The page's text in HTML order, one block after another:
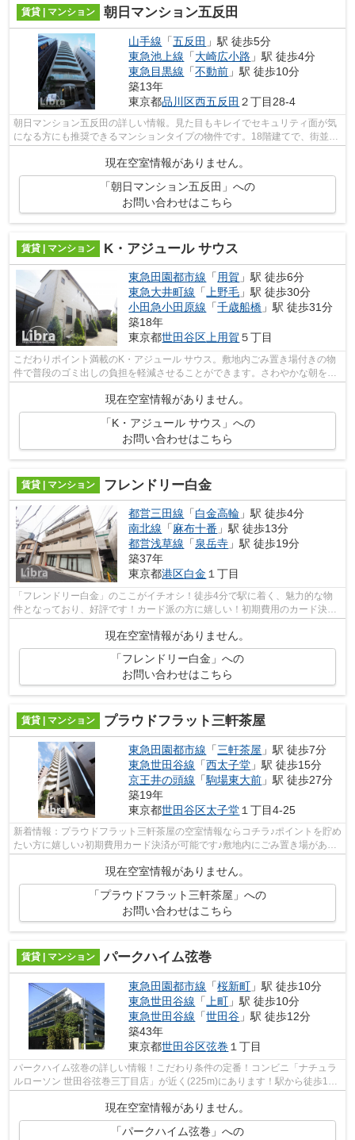
賃貸 | マンション 朝日マンション五反田
山手線 「五反田 」駅 徒歩5分
東急池上線 「大崎広小路 」駅 徒歩4分
東急目黒線 「不動前 」駅 徒歩10分
築13年
東京都品川区西五反田 ２丁目28-4
朝日マンション五反田の詳しい情報。見た目もキレイでセキュリティ面が気
になる方にも推奨できるマンションタイプの物件です。18階建てで、街並み
現在空室情報がありません。
「朝日マンション五反田」への
お問い合わせはこちら
賃貸 | マンション K・アジュール サウス
東急田園都市線 「用賀 」駅 徒歩6分
東急大井町線 「上野毛 」駅 徒歩30分
小田急小田原線 「千歳船橋 」駅 徒歩31分
築18年
東京都世田谷区上用賀 ５丁目
こだわりポイント満載のK・アジュール サウス。敷地内ごみ置き場付きの物
件で普段のゴミ出しの負担を軽減させることができます。さわやかな朝を迎
えることのできる通風良好な物件。ポ...
現在空室情報がありません。
「K・アジュール サウス」への
お問い合わせはこちら
賃貸 | マンション フレンドリー白金
都営三田線 「白金高輪 」駅 徒歩4分
南北線 「麻布十番 」駅 徒歩13分
都営浅草線 「泉岳寺 」駅 徒歩19分
築37年
東京都港区白金 １丁目
「フレンドリー白金」のここがイチオシ！徒歩4分で駅に着く、魅力的な物
件となっており、好評です！カード派の方に嬉しい！初期費用のカード決済
が可能です！プライバシーにも配慮した...
現在空室情報がありません。
「フレンドリー白金」への
お問い合わせはこちら
賃貸 | マンション プラウドフラット三軒茶屋
東急田園都市線 「三軒茶屋 」駅 徒歩7分
東急世田谷線 「西太子堂 」駅 徒歩15分
京王井の頭線 「駒場東大前 」駅 徒歩27分
築19年
東京都世田谷区太子堂 １丁目4-25
新着情報：プラウドフラット三軒茶屋の空室情報ならコチラ♪ポイントを貯め
たい方に嬉しい♪初期費用カード決済が可能です♪敷地内にごみ置き場がある
現在空室情報がありません。
「プラウドフラット三軒茶屋」への
お問い合わせはこちら
賃貸 | マンション パークハイム弦巻
東急田園都市線 「桜新町 」駅 徒歩10分
東急世田谷線 「 上町 」駅 徒歩10分
東急世田谷線 「世田谷 」駅 徒歩12分
築43年
東京都世田谷区弦巻 １丁目
パークハイム弦巻の詳しい情報！こだわり条件の定番！コンビニ「ナチュラ
ルローソン 世田谷弦巻三丁目店」が近く(225m)にあります！駅から徒歩10
現在空室情報がありません。
「パークハイム弦巻」への